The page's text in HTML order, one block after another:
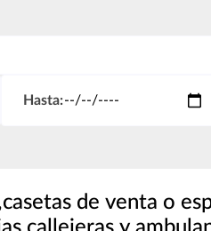
Hasta:
de venta o